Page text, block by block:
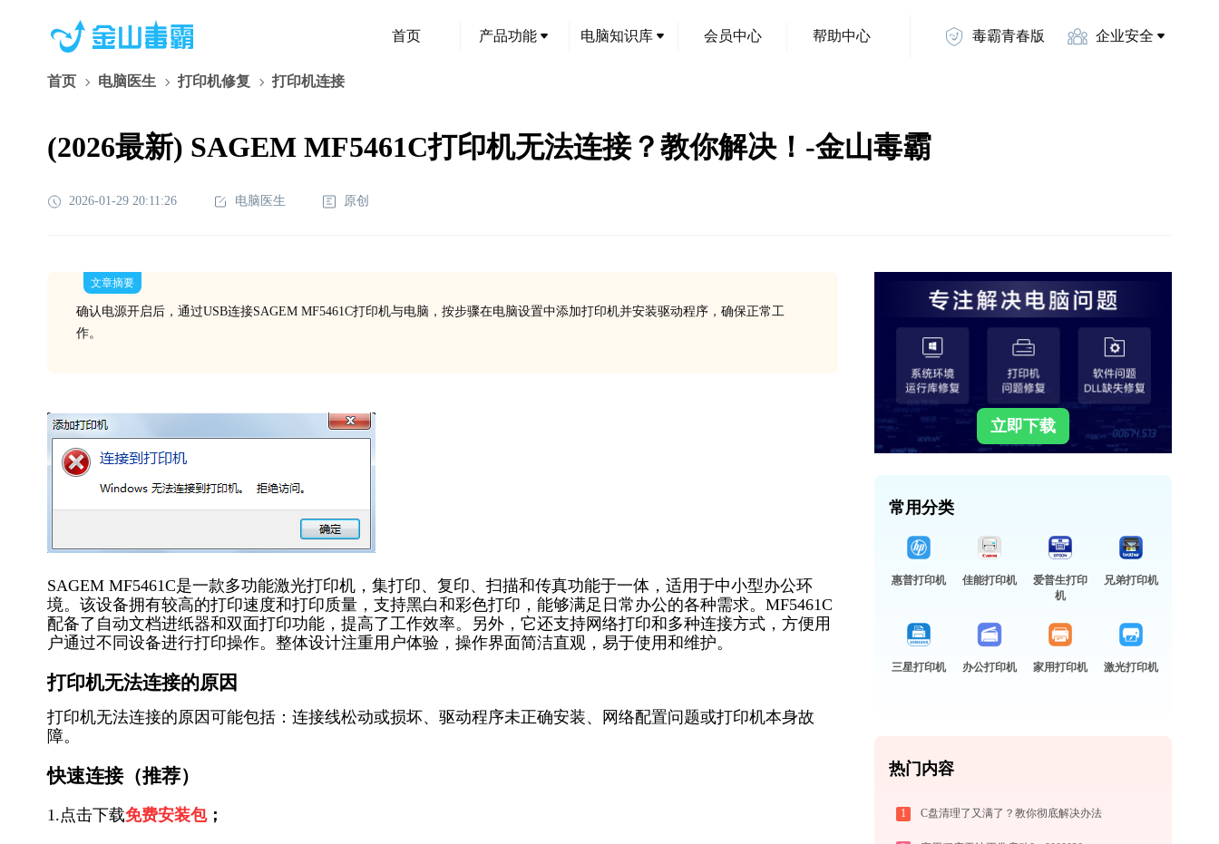
首页 产品功能 电脑知识库 会员中心 帮助中心 毒霸青春版 企业安全
首页 电脑医生 打印机修复 打印机连接
(2026最新) SAGEM MF5461C打印机无法连接？教你解决！-金山毒霸
2026-01-29 20:11:26 电脑医生 原创
文章摘要
确认电源开启后，通过USB连接SAGEM MF5461C打印机与电脑，按步骤在电脑设置中添加打印机并安装驱动程序，确保正常工
作。
SAGEM MF5461C是一款多功能激光打印机，集打印、复印、扫描和传真功能于一体，适用于中小型办公环
境。该设备拥有较高的打印速度和打印质量，支持黑白和彩色打印，能够满足日常办公的各种需求。MF5461C
配备了自动文档进纸器和双面打印功能，提高了工作效率。另外，它还支持网络打印和多种连接方式，方便用
户通过不同设备进行打印操作。整体设计注重用户体验，操作界面简洁直观，易于使用和维护。
打印机无法连接的原因
打印机无法连接的原因可能包括：连接线松动或损坏、驱动程序未正确安装、网络配置问题或打印机本身故
障。
快速连接（推荐）
1.点击下载免费安装包；
立即下载
常用分类
惠普打印机 佳能打印机
爱普生打印
机
兄弟打印机
三星打印机 办公打印机 家用打印机 激光打印机
热门内容
1 C盘清理了又满了？教你彻底解决办法